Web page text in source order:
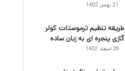
21 بهمن 1402
طریقه تنظیم ترموستات کولر
گازی پنجره ای به زبان ساده
28 اسفند 1402